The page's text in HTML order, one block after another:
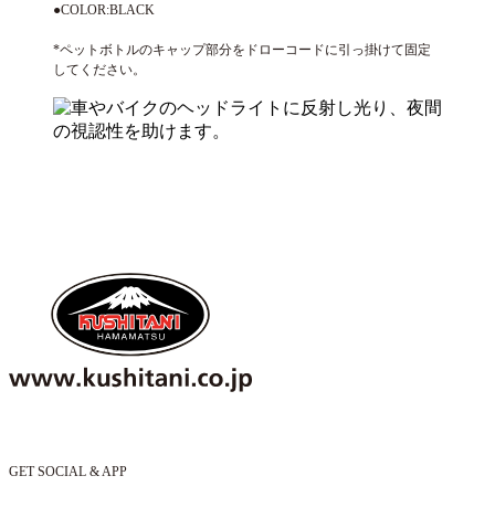
●COLOR:BLACK
*ペットボトルのキャップ部分をドローコードに引っ掛けて固定
してください。
GET SOCIAL & APP